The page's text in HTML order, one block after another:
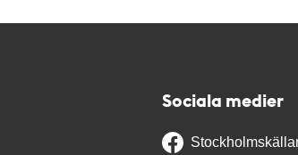
Sociala medier